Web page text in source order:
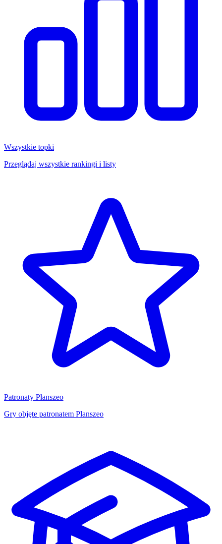
Wszystkie topki
Przeglądaj wszystkie rankingi i listy
Patronaty Planszeo
Gry objęte patronatem Planszeo